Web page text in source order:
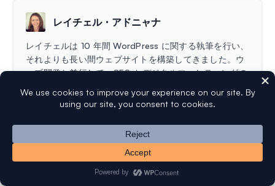
レイチェル・アドニャナ
レイチェルは 10 年間 WordPress に関する執筆を行い、
それよりも長い間ウェブサイトを構築してきました。ウ
ェブ開発と並行して、SEO とデジタルマーケティングの
無料のWP Mail SMTPプラグインをお
試しください